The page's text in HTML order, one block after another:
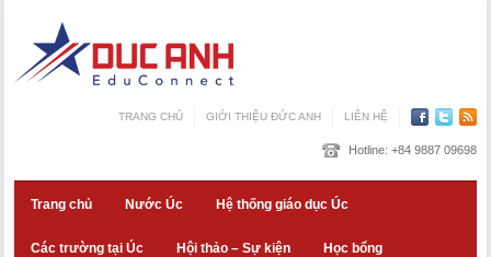
TRANG CHỦ GIỚI THIỆU ĐỨC ANH LIÊN HỆ
Hotline: +84 9887 09698
Trang chủ Nước Úc Hệ thống giáo dục Úc
Các trường tại Úc Hội thảo – Sự kiện Học bổng